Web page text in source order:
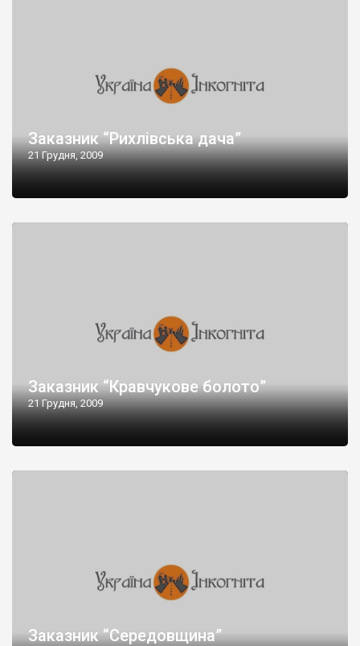
Заказник “Рихлівська дача”
21 Грудня, 2009
Заказник “Кравчукове болото”
21 Грудня, 2009
Заказник “Середовщина”